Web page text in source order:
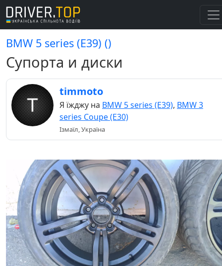
BMW 5 series (E39) ()
Супорта и диски
timmoto
Я їжджу на BMW 5 series (E39), BMW 3
series Coupe (E30)
Ізмаїл, Україна